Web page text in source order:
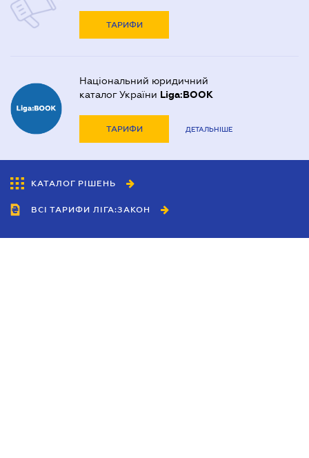
ТАРИФИ
Національний юридичний
каталог України Liga:BOOK
ТАРИФИ ДЕТАЛЬНІШЕ
КАТАЛОГ РІШЕНЬ
ВСІ ТАРИФИ ЛІГА:ЗАКОН